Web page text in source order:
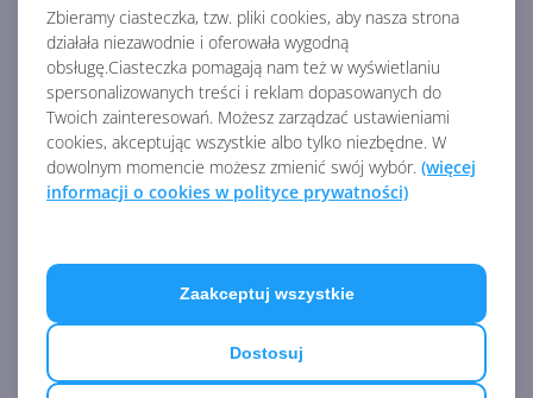
Zbieramy ciasteczka, tzw. pliki cookies, aby nasza strona
działała niezawodnie i oferowała wygodną
obsługę.Ciasteczka pomagają nam też w wyświetlaniu
spersonalizowanych treści i reklam dopasowanych do
Twoich zainteresowań. Możesz zarządzać ustawieniami
cookies, akceptując wszystkie albo tylko niezbędne. W
dowolnym momencie możesz zmienić swój wybór. (więcej
informacji o cookies w polityce prywatności)
Dostosuj
Zaakceptuj wszystkie
didnt-make-it-in-part-1-exclusive/
AKTUALNOŚCI Z KATEGORII XBOX 360
Sklep Xbox 360 Store zostanie
dziś zamknięty. Ostatnia
szansa na zakupy!